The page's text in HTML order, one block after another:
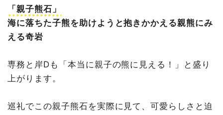
「親子熊石」
海に落ちた子熊を助けようと抱きかかえる親熊にみ
える奇岩
専務と岸Dも「本当に親子の熊に見える！」と盛り
上がります。
巡礼でこの親子熊石を実際に見て、可愛らしさと迫